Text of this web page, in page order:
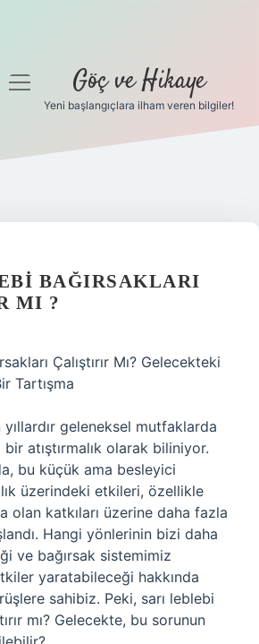
menüyü
Göç ve Hikaye
Yeni başlangıçlara ilham veren bilgiler!
BAĞIRSAKLARI
MI ?
Çalıştırır Mı? Gelecekteki
Tartışma
yıllardır geleneksel mutfaklarda
bir atıştırmalık olarak biliniyor.
bu küçük ama besleyici
üzerindeki etkileri, özellikle
olan katkıları üzerine daha fazla
Hangi yönlerinin bizi daha
ve bağırsak sistemimiz
yaratabileceği hakkında
sahibiz. Peki, sarı leblebi
mı? Gelecekte, bu sorunun